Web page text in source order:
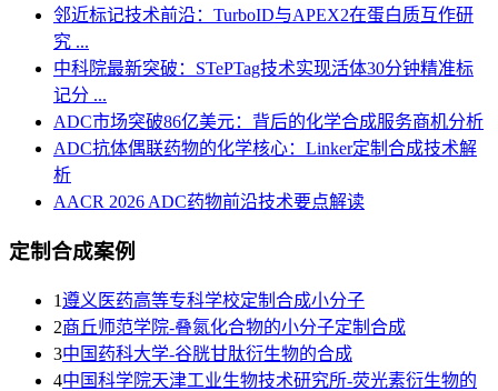
邻近标记技术前沿：TurboID与APEX2在蛋白质互作研
究 ...
中科院最新突破：STePTag技术实现活体30分钟精准标
记分 ...
ADC市场突破86亿美元：背后的化学合成服务商机分析
ADC抗体偶联药物的化学核心：Linker定制合成技术解
析
AACR 2026 ADC药物前沿技术要点解读
定制合成案例
1遵义医药高等专科学校定制合成小分子
2商丘师范学院-叠氮化合物的小分子定制合成
3​中国药科大学-谷胱甘肽衍生物的合成
4中国科学院天津工业生物技术研究所-荧光素衍生物的